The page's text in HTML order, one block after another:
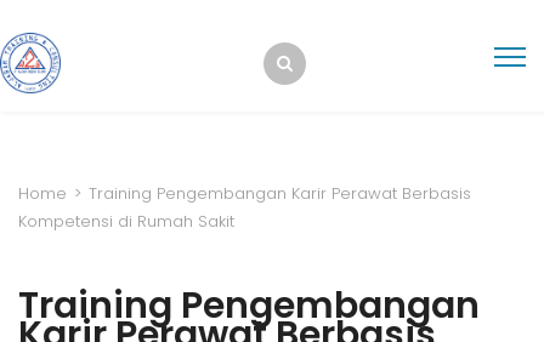
Home > Training Pengembangan Karir Perawat Berbasis
Kompetensi di Rumah Sakit
Training Pengembangan